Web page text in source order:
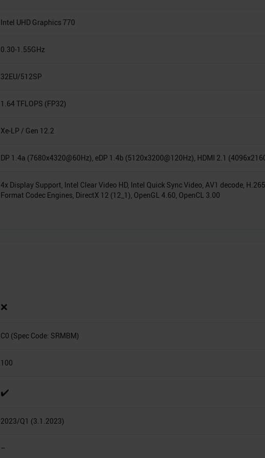
Intel UHD Graphics 770
0.30-1.55GHz
32EU/512SP
1.64 TFLOPS (FP32)
Xe-LP / Gen 12.2
DP 1.4a (7680x4320@60Hz), eDP 1.4b (5120x3200@120Hz), HDMI 2.1
4x Display Support, Intel Clear Video HD, Intel Quick Sync Video, AV1 decode,
Format Codec Engines, DirectX 12 (12_1), OpenGL 4.60, OpenCL 3.00
❌
C0 (Spec Code: SRMBM)
100
✔️
2023/Q1 (3.1.2023)
–